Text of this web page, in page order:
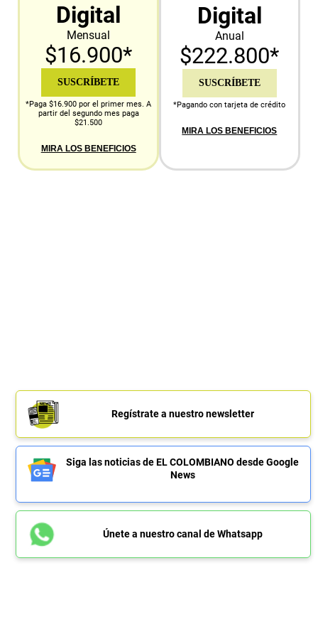
Digital
Mensual
$16.900*
SUSCRÍBETE
*Paga $16.900 por el primer mes. A
partir del segundo mes paga
$21.500
MIRA LOS BENEFICIOS
Digital
Anual
$222.800*
SUSCRÍBETE
*Pagando con tarjeta de crédito
MIRA LOS BENEFICIOS
Regístrate a nuestro newsletter
Siga las noticias de EL COLOMBIANO desde Google
News
Únete a nuestro canal de Whatsapp